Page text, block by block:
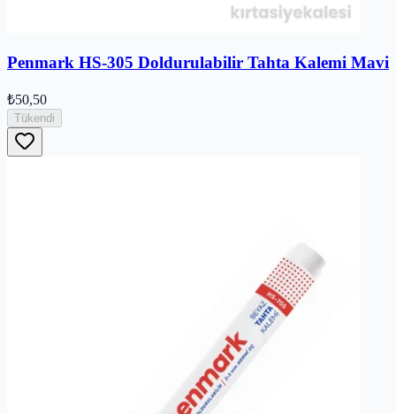
Penmark HS-305 Doldurulabilir Tahta Kalemi Mavi
₺50,50
Tükendi